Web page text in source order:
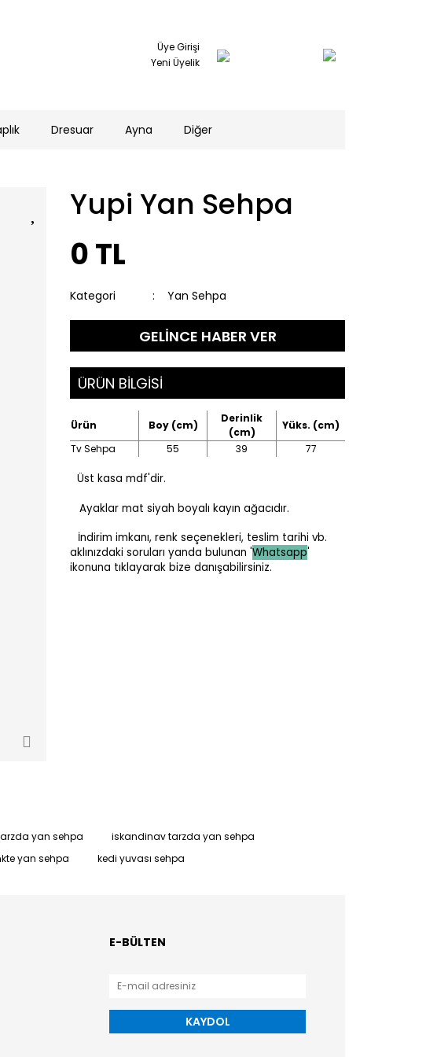
Üye Girişi
Yeni Üyelik
Dresuar Ayna Diğer
Yupi Yan Sehpa
0 TL
Kategori Yan Sehpa
GELİNCE HABER VER
ÜRÜN BİLGİSİ
Ürün Boy (cm)
Derinlik
(cm)
Yüks. (cm)
Tv Sehpa
55 39 77
Üst kasa mdf'dir.
Ayaklar mat siyah boyalı kayın ağacıdır.
İndirim imkanı, renk seçenekleri, teslim tarihi vb.
aklınızdaki soruları yanda bulunan 'Whatsapp'
ikonuna tıklayarak bize danışabilirsiniz.
yan sehpa
iskandinav tarzda yan sehpa
yan sehpa kedi yuvası sehpa
E-BÜLTEN
KAYDOL